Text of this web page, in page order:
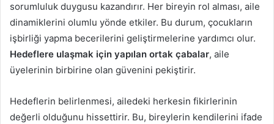
sorumluluk duygusu kazandırır. Her bireyin rol alması, aile
dinamiklerini olumlu yönde etkiler. Bu durum, çocukların
işbirliği yapma becerilerini geliştirmelerine yardımcı olur.
Hedeflere ulaşmak için yapılan ortak çabalar, aile
üyelerinin birbirine olan güvenini pekiştirir.
Hedeflerin belirlenmesi, ailedeki herkesin fikirlerinin
değerli olduğunu hissettirir. Bu, bireylerin kendilerini ifade